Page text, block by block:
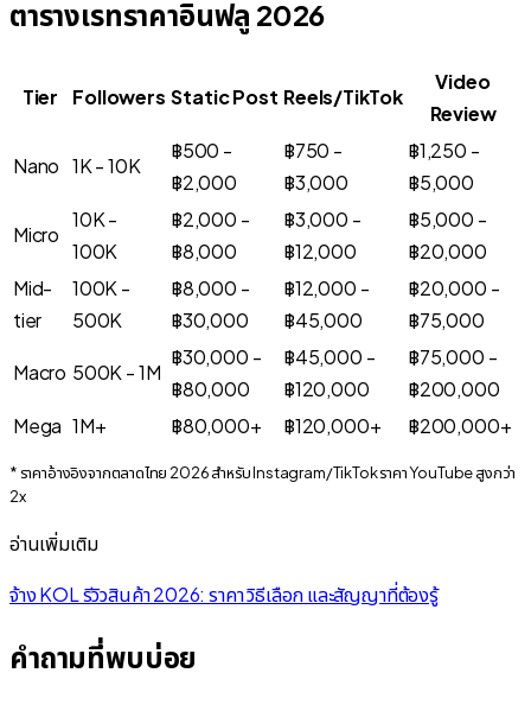
ตารางเรทราคาอินฟลู 2026
Tier Followers Static Post Reels/TikTok
Video
Review
Nano 1K - 10K
฿500 -
฿2,000
฿750 -
฿3,000
฿1,250 -
฿5,000
Micro
10K -
100K
฿2,000 -
฿8,000
฿3,000 -
฿12,000
฿5,000 -
฿20,000
Mid-
tier
100K -
500K
฿8,000 -
฿30,000
฿12,000 -
฿45,000
฿20,000 -
฿75,000
Macro 500K - 1M
฿30,000 -
฿80,000
฿45,000 -
฿120,000
฿75,000 -
฿200,000
Mega 1M+ ฿80,000+ ฿120,000+ ฿200,000+
* ราคาอ้างอิงจากตลาดไทย 2026 สำหรับ Instagram/TikTok ราคา YouTube สูงกว่า
2x
อ่านเพิ่มเติม
จ้าง KOL รีวิวสินค้า 2026: ราคา วิธีเลือก และสัญญาที่ต้องรู้
คำถามที่พบบ่อย